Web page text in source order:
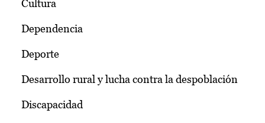
Cultura
Dependencia
Deporte
Desarrollo rural y lucha contra la despoblación
Discapacidad